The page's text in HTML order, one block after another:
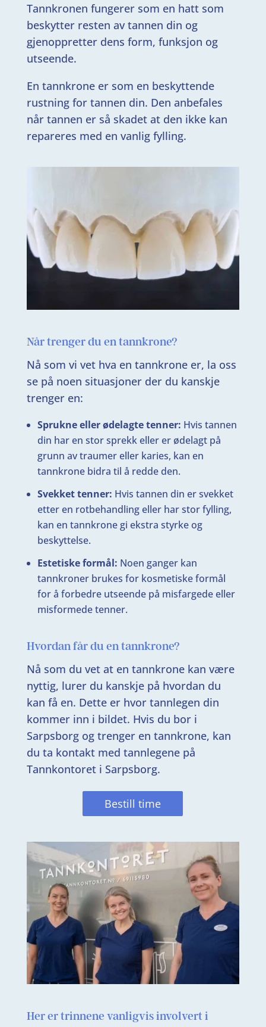
Tannkronen fungerer som en hatt som
beskytter resten av tannen din og
gjenoppretter dens form, funksjon og
utseende.
En tannkrone er som en beskyttende
rustning for tannen din. Den anbefales
når tannen er så skadet at den ikke kan
repareres med en vanlig fylling.
Når trenger du en tannkrone?
Nå som vi vet hva en tannkrone er, la oss
se på noen situasjoner der du kanskje
trenger en:
Sprukne eller ødelagte tenner: Hvis tannen
din har en stor sprekk eller er ødelagt på
grunn av traumer eller karies, kan en
tannkrone bidra til å redde den.
Svekket tenner: Hvis tannen din er svekket
etter en rotbehandling eller har stor fylling,
kan en tannkrone gi ekstra styrke og
beskyttelse.
Estetiske formål: Noen ganger kan
tannkroner brukes for kosmetiske formål
for å forbedre utseende på misfargede eller
misformede tenner.
Hvordan får du en tannkrone?
Nå som du vet at en tannkrone kan være
nyttig, lurer du kanskje på hvordan du
kan få en. Dette er hvor tannlegen din
kommer inn i bildet. Hvis du bor i
Sarpsborg og trenger en tannkrone, kan
du ta kontakt med tannlegene på
Tannkontoret i Sarpsborg.
Bestill time
Her er trinnene vanligvis involvert i